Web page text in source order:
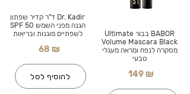
Dr. Kadir ד"ר קדיר שפתון
הגנה מפני השמש SPF 50
לשפתיים מוגנות ובריאות
68 ₪
להוסיף לסל
BABOR בבור Ultimate
Volume Mascara Black
מסקרה לנפח ומראה מעגלי
טבעי
149 ₪